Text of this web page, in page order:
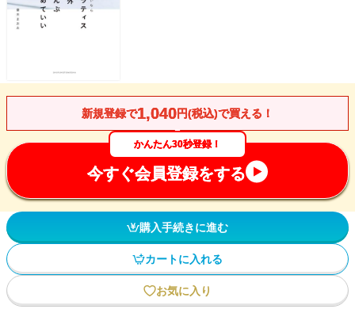
新規登録で1,040円(税込)で買える！
かんたん30秒登録！
今すぐ会員登録をする
購入手続きに進む
カートに入れる
お気に入り